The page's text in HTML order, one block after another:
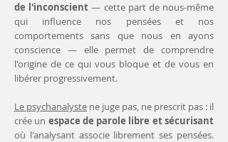
de l'inconscient— cette part de nous-même
qui influence nos pensées et nos
comportements sans que nous en ayons
conscience — elle permet de comprendre
l'origine de ce qui vous bloque et de vous en
libérer progressivement.
Le psychanalyste ne juge pas, ne prescrit pas : il
crée un espace de parole libre et sécurisant
où l'analysant associe librement ses pensées.